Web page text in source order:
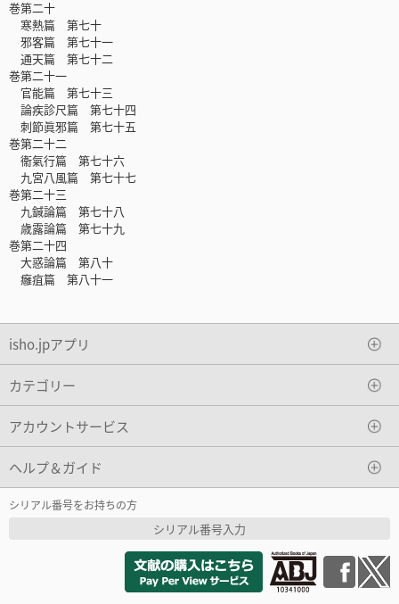
巻第二十
寒熱篇 第七十
邪客篇 第七十一
通天篇 第七十二
巻第二十一
官能篇 第七十三
論疾診尺篇 第七十四
刺節眞邪篇 第七十五
巻第二十二
衞氣行篇 第七十六
九宮八風篇 第七十七
巻第二十三
九鍼論篇 第七十八
歳露論篇 第七十九
巻第二十四
大惑論篇 第八十
癰疽篇 第八十一
isho.jpアプリ
カテゴリー
アカウントサービス
ヘルプ＆ガイド
シリアル番号をお持ちの方
シリアル番号入力